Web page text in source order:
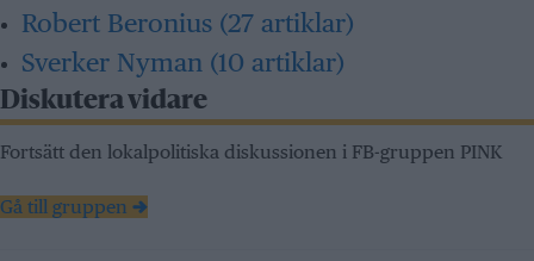
Robert Beronius (27 artiklar)
Sverker Nyman (10 artiklar)
Diskutera vidare
Fortsätt den lokalpolitiska diskussionen i FB-gruppen PINK
Gå till gruppen →